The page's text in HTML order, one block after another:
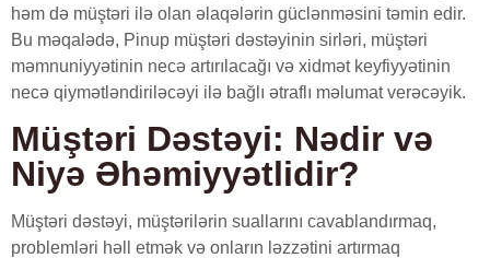
həm də müştəri ilə olan əlaqələrin güclənməsini təmin edir.
Bu məqalədə, Pinup müştəri dəstəyinin sirləri, müştəri
məmnuniyyətinin necə artırılacağı və xidmət keyfiyyətinin
necə qiymətləndiriləcəyi ilə bağlı ətraflı məlumat verəcəyik.
Müştəri Dəstəyi: Nədir və
Niyə Əhəmiyyətlidir?
Müştəri dəstəyi, müştərilərin suallarını cavablandırmaq,
problemləri həll etmək və onların ləzzətini artırmaq